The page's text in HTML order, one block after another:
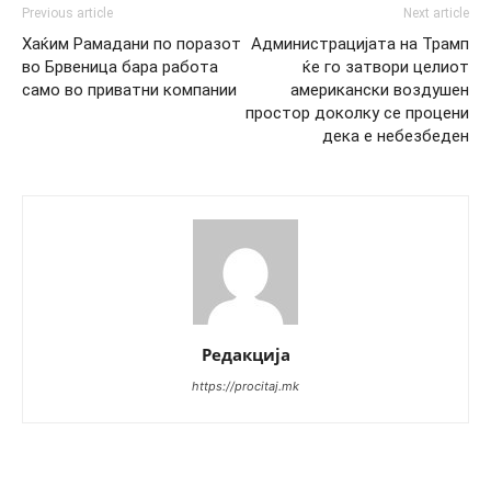
Previous article
Хаќим Рамадани по поразот
во Брвеница бара работа
само во приватни компании
Next article
Администрацијата на Трамп
ќе го затвори целиот
американски воздушен
простор доколку се процени
дека е небезбеден
Редакција
https://procitaj.mk